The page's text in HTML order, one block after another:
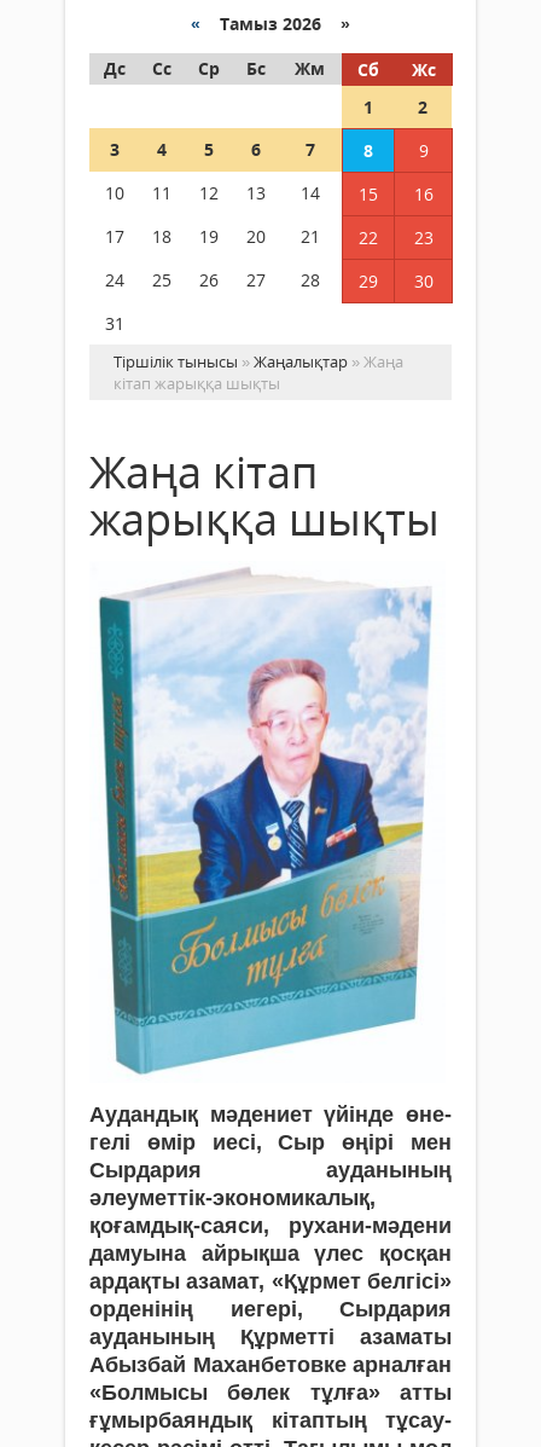
« Тамыз 2026 »
Дс
Сс Ср Бс Жм Сб
Жс
1
2
3
4 5 6 7 8
9
10
11 12 13 14 15
16
17
18 19 20 21 22
23
24
25 26 27 28 29
30
31
Тіршілік тынысы »Жаңалықтар » Жаңа
кітап жарыққа шықты
Жаңа кітап
жарыққа шықты
Аудандық мәдениет үйінде өне­
ге­лі өмір иесі, Сыр өңірі мен
Сырдария ауданының
әлеуметтік-экономикалық,
қоғамдық-саяси, рухани-мәдени
дамуына айрықша үлес қосқан
ардақты азамат, «Құрмет белгісі»
орденінің иегері, Сырдария
ауданының Құрметті азаматы
Абызбай ­Маханбетовке арналған
«Болмысы бөлек тұлға» атты
ғұмырбаяндық кітап­тың тұ­сау­